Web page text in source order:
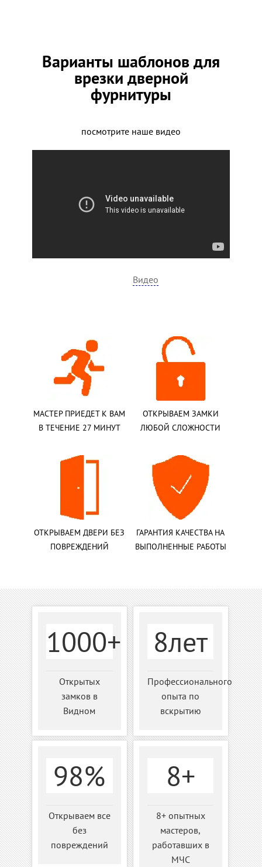
Варианты шаблонов для
врезки дверной
фурнитуры
посмотрите наше видео
Видео
МАСТЕР ПРИЕДЕТ К ВАМ
В ТЕЧЕНИЕ 27 МИНУТ
ОТКРЫВАЕМ ЗАМКИ
ЛЮБОЙ СЛОЖНОСТИ
ОТКРЫВАЕМ ДВЕРИ БЕЗ
ПОВРЕЖДЕНИЙ
ГАРАНТИЯ КАЧЕСТВА НА
ВЫПОЛНЕННЫЕ РАБОТЫ
1000+
Открытых
замков в
Видном
8лет
Профессионального
опыта по
вскрытию
98%
Открываем все
без
повреждений
8+
8+ опытных
мастеров,
работавших в
МЧС